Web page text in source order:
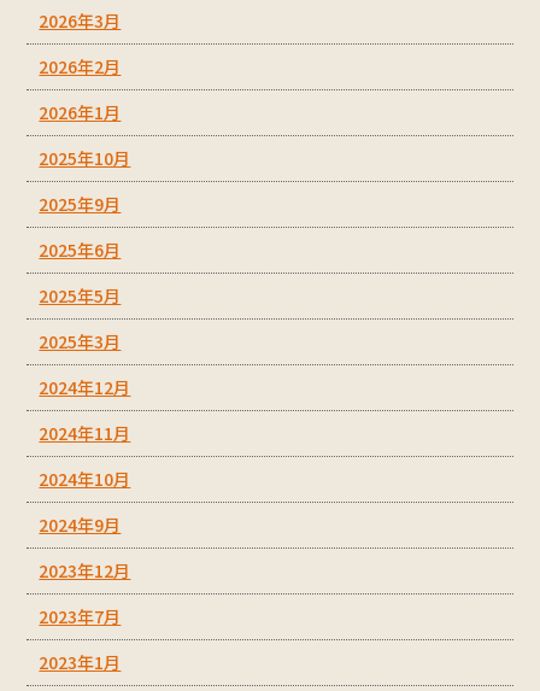
2026年3月
2026年2月
2026年1月
2025年10月
2025年9月
2025年6月
2025年5月
2025年3月
2024年12月
2024年11月
2024年10月
2024年9月
2023年12月
2023年7月
2023年1月